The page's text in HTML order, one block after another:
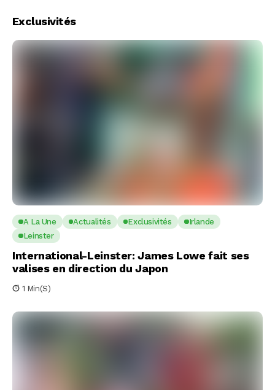
Exclusivités
A La Une Actualités Exclusivités
Irlande
Leinster
International-Leinster: James Lowe fait ses
valises en direction du Japon
1 Min(s)